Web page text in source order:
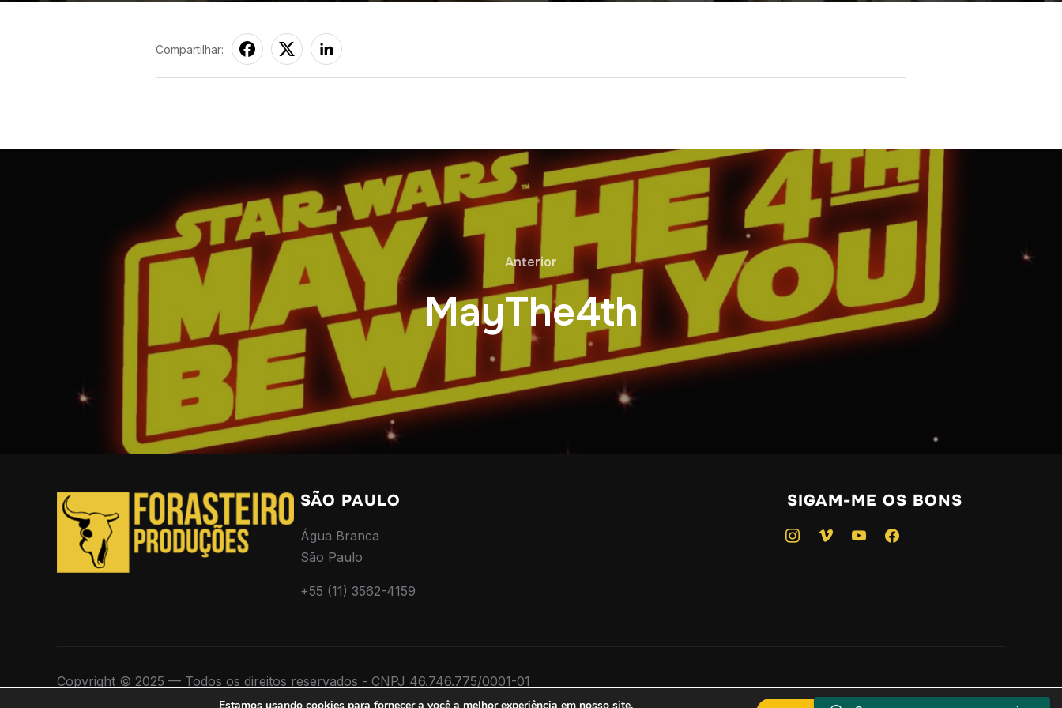
Compartilhar:
Anterior
MayThe4th
SÃO PAULO
Água Branca
São Paulo
+55 (11) 3562-4159
SIGAM-ME OS BONS
instagram
vimeo youtubefacebook
Copyright © 2025 — Todos os direitos reservados - CNPJ 46.746.775/0001-01